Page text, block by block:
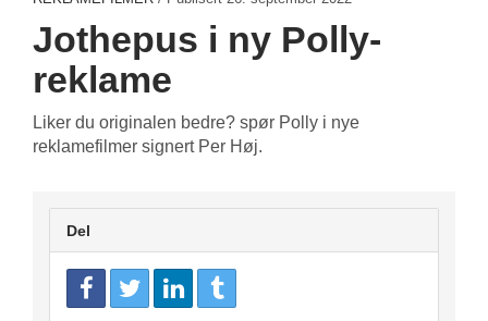
Jothepus i ny Polly-
reklame
Liker du originalen bedre? spør Polly i nye
reklamefilmer signert Per Høj.
Del